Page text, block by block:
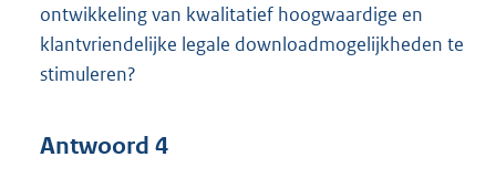
ontwikkeling van kwalitatief hoogwaardige en
klantvriendelijke legale downloadmogelijkheden te
stimuleren?
Antwoord 4